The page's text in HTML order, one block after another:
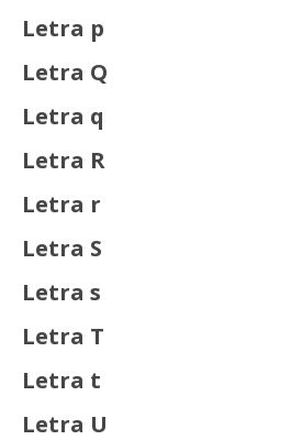
Letra p
Letra Q
Letra q
Letra R
Letra r
Letra S
Letra s
Letra T
Letra t
Letra U